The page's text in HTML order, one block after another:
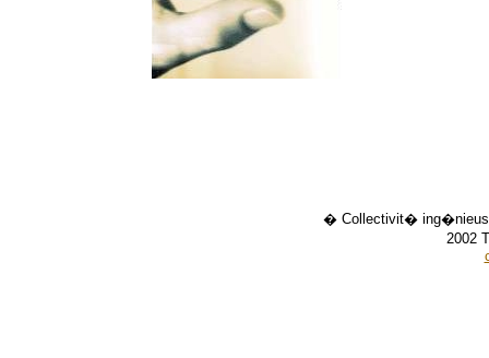
� Collectivit�
2002